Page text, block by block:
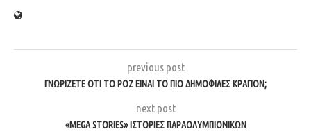
previous post
ΓΝΩΡΙΖΕΤΕ ΟΤΙ ΤΟ ΡΟΖ ΕΙΝΑΙ ΤΟ ΠΙΟ ΔΗΜΟΦΙΛΕΣ ΚΡΑΓΙΟΝ;
next post
«MEGA STORIES» ΙΣΤΟΡΙΕΣ ΠΑΡΑΟΛΥΜΠΙΟΝΙΚΩΝ